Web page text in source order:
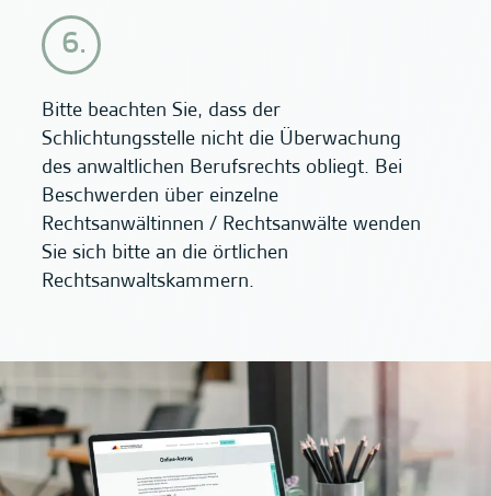
Bitte beachten Sie, dass der
Schlichtungsstelle nicht die Überwachung
des anwaltlichen Berufsrechts obliegt. Bei
Beschwerden über einzelne
Rechtsanwältinnen / Rechtsanwälte wenden
Sie sich bitte an die örtlichen
Rechtsanwaltskammern.